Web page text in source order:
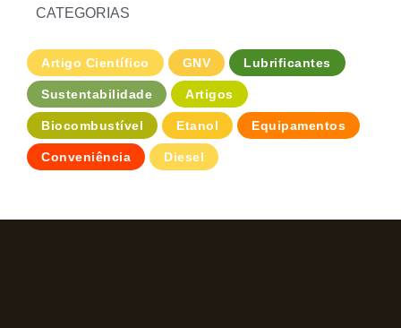
CATEGORIAS
Artigo Científico GNV Lubrificantes
Sustentabilidade Artigos
Biocombustível Etanol Equipamentos
Conveniência Diesel